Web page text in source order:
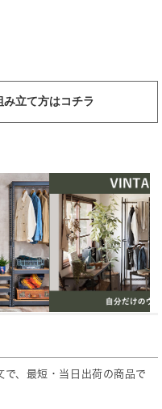
立て方はコチラ